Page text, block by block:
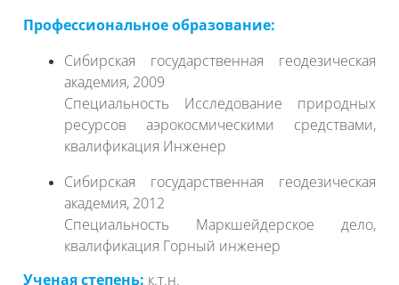
Профессиональное образование:
Сибирская государственная геодезическая
академия, 2009
Специальность Исследование природных
ресурсов аэрокосмическими средствами,
квалификация Инженер
Сибирская государственная геодезическая
академия, 2012
Специальность Маркшейдерское дело,
квалификация Горный инженер
Ученая степень: к.т.н.